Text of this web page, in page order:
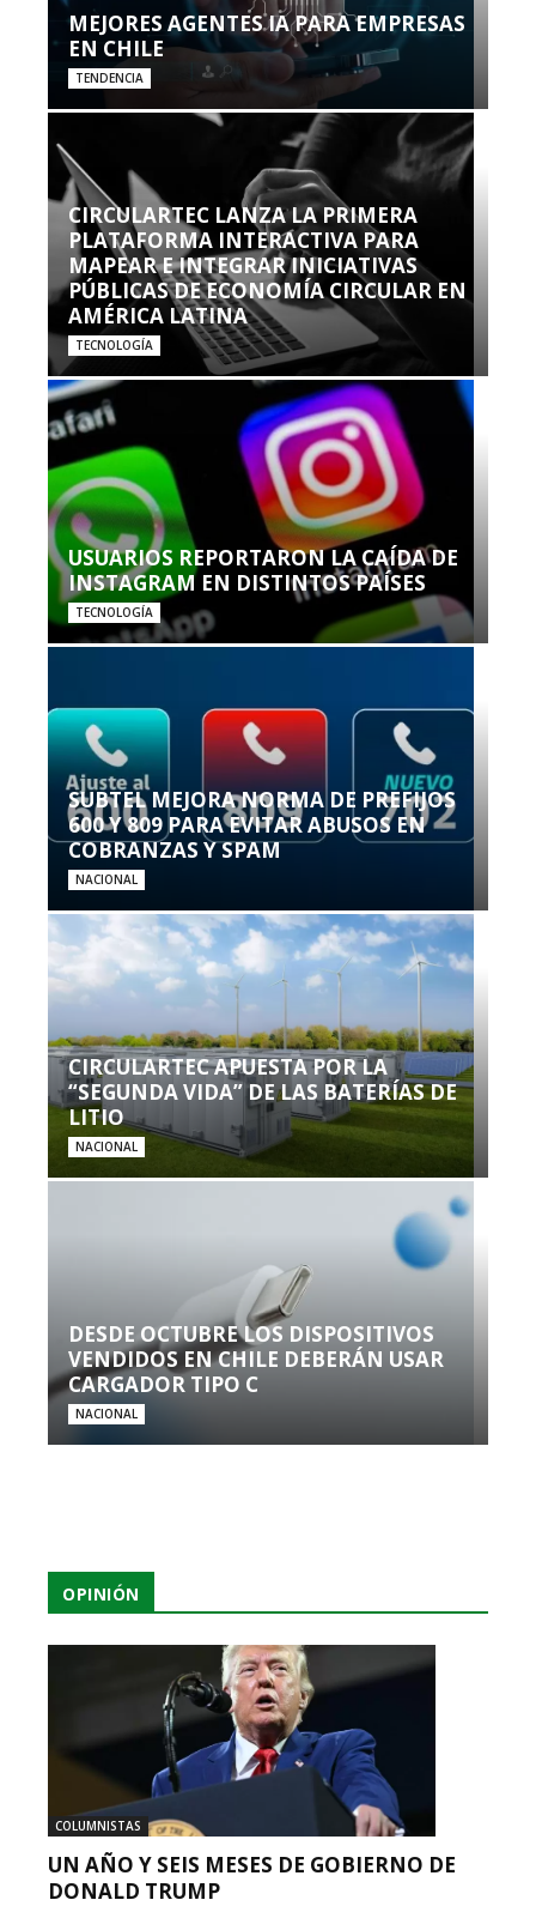
MEJORES AGENTES IA PARA EMPRESAS
EN CHILE
TENDENCIA
CIRCULARTEC LANZA LA PRIMERA
PLATAFORMA INTERACTIVA PARA
MAPEAR E INTEGRAR INICIATIVAS
PÚBLICAS DE ECONOMÍA CIRCULAR EN
AMÉRICA LATINA
TECNOLOGÍA
USUARIOS REPORTARON LA CAÍDA DE
INSTAGRAM EN DISTINTOS PAÍSES
TECNOLOGÍA
SUBTEL MEJORA NORMA DE PREFIJOS
600 Y 809 PARA EVITAR ABUSOS EN
COBRANZAS Y SPAM
NACIONAL
CIRCULARTEC APUESTA POR LA
“SEGUNDA VIDA” DE LAS BATERÍAS DE
LITIO
NACIONAL
DESDE OCTUBRE LOS DISPOSITIVOS
VENDIDOS EN CHILE DEBERÁN USAR
CARGADOR TIPO C
NACIONAL
OPINIÓN
COLUMNISTAS
UN AÑO Y SEIS MESES DE GOBIERNO DE
DONALD TRUMP